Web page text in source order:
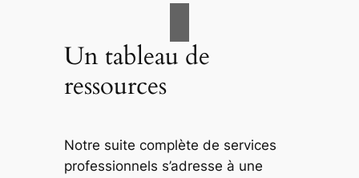
Un tableau de
ressources
Notre suite complète de services
professionnels s’adresse à une